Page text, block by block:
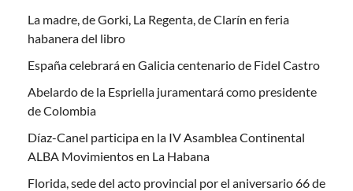
La madre, de Gorki, La Regenta, de Clarín en feria
habanera del libro
España celebrará en Galicia centenario de Fidel Castro
Abelardo de la Espriella juramentará como presidente
de Colombia
Díaz-Canel participa en la IV Asamblea Continental
ALBA Movimientos en La Habana
Florida, sede del acto provincial por el aniversario 66 de